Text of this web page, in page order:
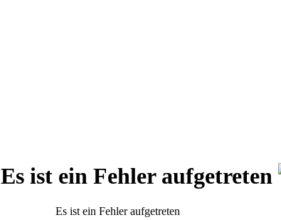
Es ist ein Fehler aufgetreten
Es ist ein Fehler aufgetreten